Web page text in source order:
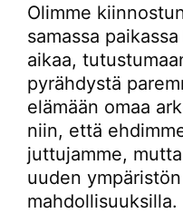
Olimme
samassa
aikaa,
pyrähdystä
elämään omaa
niin, että
juttujamme,
uuden
mahdollisuuksilla.